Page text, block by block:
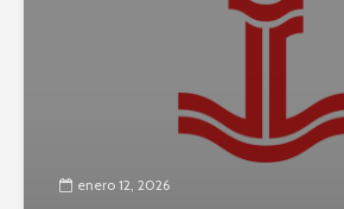
enero 12, 2026